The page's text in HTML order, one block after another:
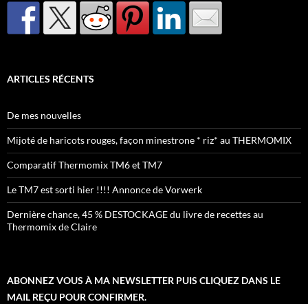
ARTICLES RÉCENTS
De mes nouvelles
Mijoté de haricots rouges, façon minestrone * riz* au THERMOMIX
Comparatif Thermomix TM6 et TM7
Le TM7 est sorti hier !!!! Annonce de Vorwerk
Dernière chance, 45 % DESTOCKAGE du livre de recettes au
Thermomix de Claire
ABONNEZ VOUS À MA NEWSLETTER PUIS CLIQUEZ DANS LE
MAIL REÇU POUR CONFIRMER.